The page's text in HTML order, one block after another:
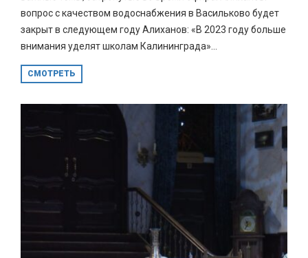
вопрос с качеством водоснабжения в Васильково будет
закрыт в следующем году Алиханов: «В 2023 году больше
внимания уделят школам Калининграда»...
СМОТРЕТЬ